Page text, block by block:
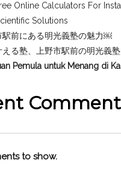
Online Calculators For
Solutions
駅前にある明光義塾の魅力￼
える塾、上野市駅前の明光義
Pemula untuk Menang di
to show.